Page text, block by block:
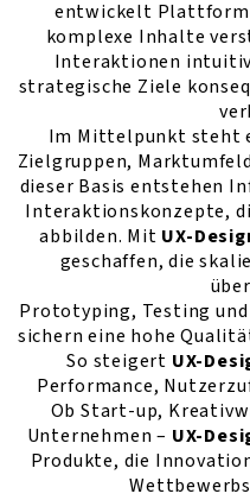
entwickelt
komplexe Inhalte
Interaktionen
strategische Ziele
Im Mittelpunkt steht
Zielgruppen,
dieser Basis entstehen
Interaktionskonzepte,
abbilden. Mit UX-
geschaffen, die
Prototyping, Testing
sichern eine hohe
So steigert UX-
Performance,
Ob Start-up,
Unternehmen – UX-
Produkte, die